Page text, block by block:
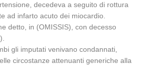
decedeva a seguito di rottura
ad infarto acuto dei miocardio.
detto, in (OMISSIS), con decesso
gli imputati venivano condannati,
circostanze attenuanti generiche alla